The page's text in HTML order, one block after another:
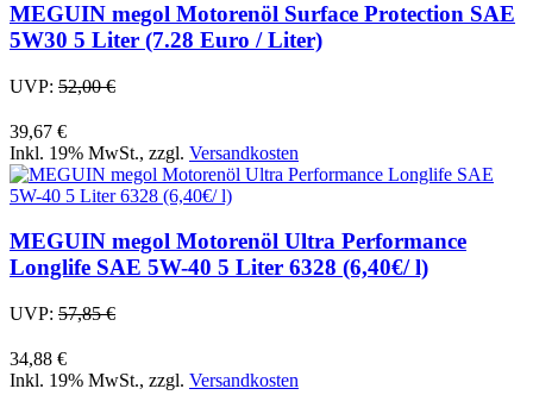
MEGUIN megol Motorenöl Surface Protection SAE
5W30 5 Liter (7.28 Euro / Liter)
UVP: 52,00 €
39,67 €
Inkl. 19% MwSt., zzgl. Versandkosten
MEGUIN megol Motorenöl Ultra Performance
Longlife SAE 5W-40 5 Liter 6328 (6,40€/ l)
UVP: 57,85 €
34,88 €
Inkl. 19% MwSt., zzgl. Versandkosten